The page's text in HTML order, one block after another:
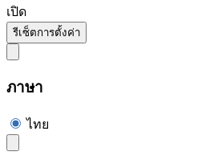
เปิด
รีเซ็ตการตั้งค่า
ภาษา
ไทย